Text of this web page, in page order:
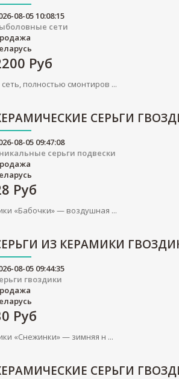
08-05 10:08:15
сети
Руб
полностью смонтиров ...
СЕРЬГИ
08-05 09:47:08
серьги подвески
Руб
«Бабочки» — воздушная ...
ИЗ КЕРАМИКИ
08-05 09:44:35
гвоздики
Руб
«Снежинки» — зимняя н ...
СЕРЬГИ